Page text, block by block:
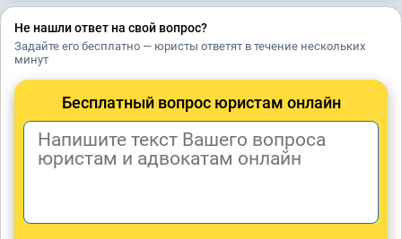
Не нашли ответ на свой вопрос?
Задайте его бесплатно — юристы ответят в течение нескольких
минут
Бесплатный вопрос юристам онлайн